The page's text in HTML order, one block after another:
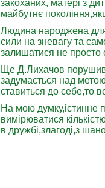
закоханих, матері з
майбутнє
Людина народжена для
сили на зневагу та
залишатися не просто
Ще Д.Лихачов порушив
задумається над
ставиться до себе,то
На мою думку,істинне
вимірюватися
в дружбі,злагоді,з